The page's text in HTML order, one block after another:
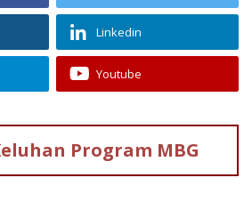
Linkedin
Youtube
Program MBG